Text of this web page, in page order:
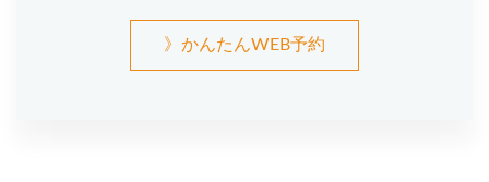
》かんたんWEB予約